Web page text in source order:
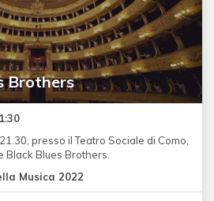
Brothers
presso il Teatro Sociale di Como,
Black Blues Brothers.
Musica 2022